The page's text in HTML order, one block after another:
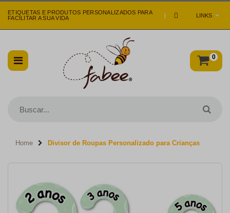
LINKS
ETIQUETAS E PRODUTOS PERSONALIZADOS PARA
FACILITAR A SUA VIDA
|
0
Home Divisor de Roupas Personalizado para Crianças